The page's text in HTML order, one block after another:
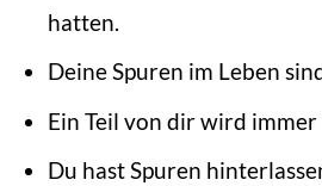
hatten.
Deine Spuren im Leben
Ein Teil von dir wird immer
Du hast Spuren